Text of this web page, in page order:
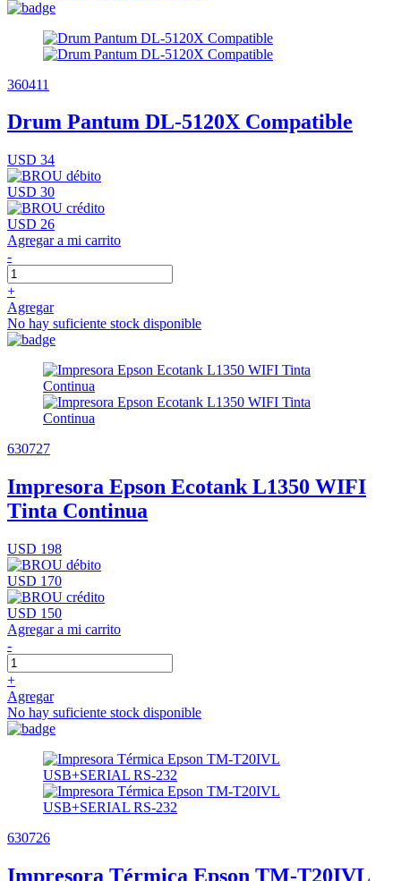
360411
Drum Pantum DL-5120X Compatible
USD 34
USD 30
USD 26
Agregar a mi carrito
-
+
Agregar
No hay suficiente stock disponible
630727
Impresora Epson Ecotank L1350 WIFI
Tinta Continua
USD 198
USD 170
USD 150
Agregar a mi carrito
-
+
Agregar
No hay suficiente stock disponible
630726
Impresora Térmica Epson TM-T20IVL